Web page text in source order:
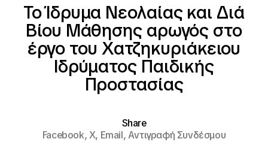
Το Ίδρυμα Νεολαίας και Διά
Βίου Μάθησης αρωγός στο
έργο του Χατζηκυριάκειου
Ιδρύματος Παιδικής
Προστασίας
Share
Facebook,X, Email,Αντιγραφή Συνδέσμου